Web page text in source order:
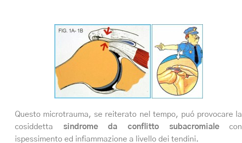
Questo microtrauma, se reiterato nel tempo, puó provocare la
cosiddetta sindrome da conflitto subacromialecon
ispessimento ed infiammazione a livello dei tendini.